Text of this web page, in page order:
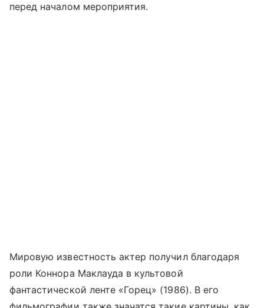
перед началом мероприятия.
Мировую известность актер получил благодаря
роли Коннора Маклауда в культовой
фантастической ленте «Горец» (1986). В его